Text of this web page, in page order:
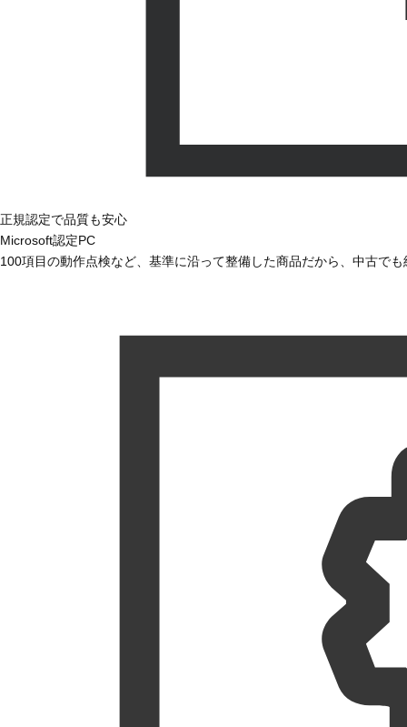
正規認定で品質も安心
Microsoft認定PC
100項目の動作点検など、基準に沿って整備した商品だから、中古で